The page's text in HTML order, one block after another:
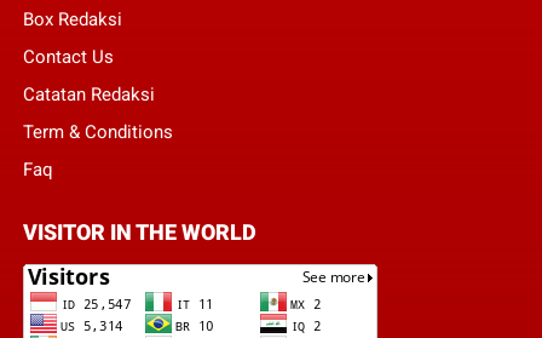
Box Redaksi
Contact Us
Catatan Redaksi
Term & Conditions
Faq
VISITOR IN THE WORLD